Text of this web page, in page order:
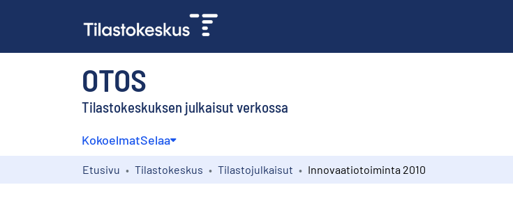
OTOS
Tilastokeskuksen julkaisut verkossa
KokoelmatSelaa
Etusivu Tilastokeskus Tilastojulkaisut Innovaatiotoiminta 2010